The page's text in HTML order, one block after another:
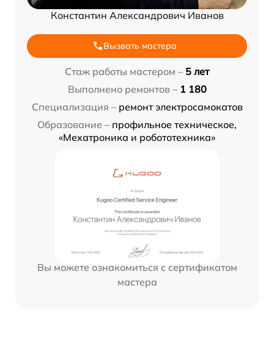
Константин Александрович Иванов
Вызвать мастера
Стаж работы мастером – 5 лет
Выполнено ремонтов – 1 180
Специализация – ремонт электросамокатов
Образование – профильное техническое,
«Мехатроника и робототехника»
Вы можете ознакомиться с сертификатом
мастера